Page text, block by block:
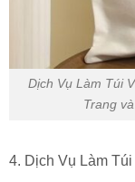
Dịch Vụ Làm Túi
Trang
4. Dịch Vụ Làm